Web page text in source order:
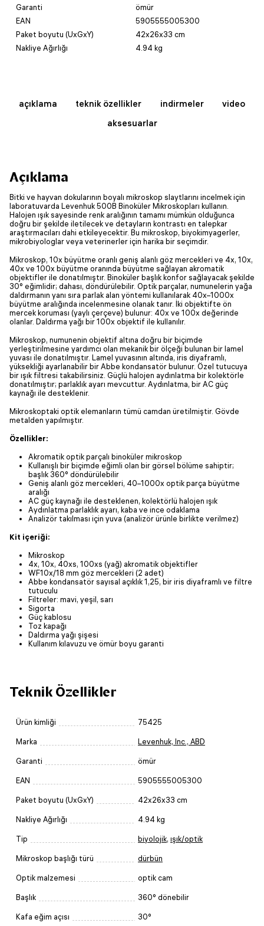
Garanti
ömür
EAN
5905555005300
Paket boyutu (UxGxY)
42x26x33 cm
Nakliye Ağırlığı
4.94 kg
açıklama teknik özellikler indirmeler
video
aksesuarlar
Açıklama
Bitki ve hayvan dokularının boyalı mikroskop slaytlarını incelmek için
laboratuvarda Levenhuk 500B Binoküler Mikroskopları kullanın.
Halojen ışık sayesinde renk aralığının tamamı mümkün olduğunca
doğru bir şekilde iletilecek ve detayların kontrastı en talepkar
araştırmacıları dahi etkileyecektir. Bu mikroskop, biyokimyagerler,
mikrobiyologlar veya veterinerler için harika bir seçimdir.
Mikroskop, 10x büyütme oranlı geniş alanlı göz mercekleri ve 4x, 10x,
40x ve 100x büyütme oranında büyütme sağlayan akromatik
objektifler ile donatılmıştır. Binoküler başlık konfor sağlayacak şekilde
30° eğimlidir; dahası, döndürülebilir. Optik parçalar, numunelerin yağa
daldırmanın yanı sıra parlak alan yöntemi kullanılarak 40x–1000x
büyütme aralığında incelenmesine olanak tanır. İki objektifte ön
mercek koruması (yaylı çerçeve) bulunur: 40x ve 100x değerinde
olanlar. Daldırma yağı bir 100x objektif ile kullanılır.
Mikroskop, numunenin objektif altına doğru bir biçimde
yerleştirilmesine yardımcı olan mekanik bir ölçeği bulunan bir lamel
yuvası ile donatılmıştır. Lamel yuvasının altında, iris diyaframlı,
yüksekliği ayarlanabilir bir Abbe kondansatör bulunur. Özel tutucuya
bir ışık filtresi takabilirsiniz. Güçlü halojen aydınlatma bir kolektörle
donatılmıştır; parlaklık ayarı mevcuttur. Aydınlatma, bir AC güç
kaynağı ile desteklenir.
Mikroskoptaki optik elemanların tümü camdan üretilmiştir. Gövde
metalden yapılmıştır.
Özellikler:
Akromatik optik parçalı binoküler mikroskop
Kullanışlı bir biçimde eğimli olan bir görsel bölüme sahiptir;
başlık 360° döndürülebilir
Geniş alanlı göz mercekleri, 40–1000x optik parça büyütme
aralığı
AC güç kaynağı ile desteklenen, kolektörlü halojen ışık
Aydınlatma parlaklık ayarı, kaba ve ince odaklama
Analizör takılması için yuva (analizör ürünle birlikte verilmez)
Kit içeriği:
Mikroskop
4x, 10x, 40xs, 100xs (yağ) akromatik objektifler
WF10x/18 mm göz mercekleri (2 adet)
Abbe kondansatör sayısal açıklık 1,25, bir iris diyaframlı ve filtre
tutuculu
Filtreler: mavi, yeşil, sarı
Sigorta
Güç kablosu
Toz kapağı
Daldırma yağı şişesi
Kullanım kılavuzu ve ömür boyu garanti
Teknik Özellikler
Ürün kimliği 75425
Marka Levenhuk, Inc., ABD
Garanti ömür
EAN 5905555005300
Paket boyutu (UxGxY) 42x26x33 cm
Nakliye Ağırlığı 4.94 kg
Tip biyolojik, ışık/optik
Mikroskop başlığı türü dürbün
Optik malzemesi optik cam
Başlık 360° dönebilir
Kafa eğim açısı 30°